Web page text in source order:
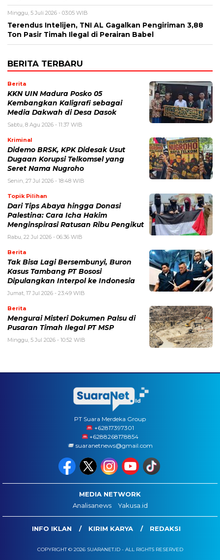
Minggu, 5 Juli 2026 - 03:05 WIB
Terendus Intelijen, TNI AL Gagalkan Pengiriman 3,88
Ton Pasir Timah Ilegal di Perairan Babel
BERITA TERBARU
Berita
KKN UIN Madura Posko 05
Kembangkan Kaligrafi sebagai
Media Dakwah di Desa Dasok
Sabtu, 8 Agu 2026 - 11:37 WIB
Kriminal
Didemo BRSK, KPK Didesak Usut
Dugaan Korupsi Telkomsel yang
Seret Nama Nugroho
Senin, 27 Jul 2026 - 18:48 WIB
Topik Pilihan
Dari Tips Abaya hingga Donasi
Palestina: Cara Icha Hakim
Menginspirasi Ratusan Ribu Pengikut
Rabu, 22 Jul 2026 - 06:36 WIB
Berita
Tak Bisa Lagi Bersembunyi, Buron
Kasus Tambang PT Bososi
Dipulangkan Interpol ke Indonesia
Jumat, 17 Jul 2026 - 23:49 WIB
Berita
Mengurai Misteri Dokumen Palsu di
Pusaran Timah Ilegal PT MSP
Minggu, 5 Jul 2026 - 10:52 WIB
PT Suara Merdeka Group
‪+62817397301
+6288268178854
suaranetnews@gmail.com
MEDIA NETWORK
Analisanews
Yakusa.id
INFO IKLAN KIRIM KARYA REDAKSI
COPYRIGHT © 2026 SUARANET.ID - ALL RIGHTS RESERVED